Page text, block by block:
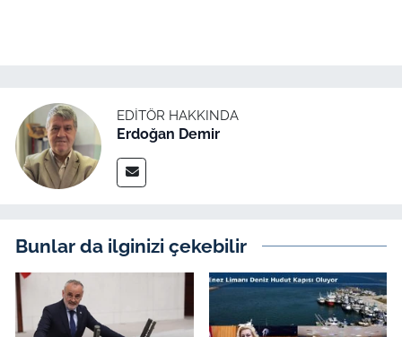
EDITÖR HAKKINDA
Erdoğan Demir
Bunlar da ilginizi çekebilir